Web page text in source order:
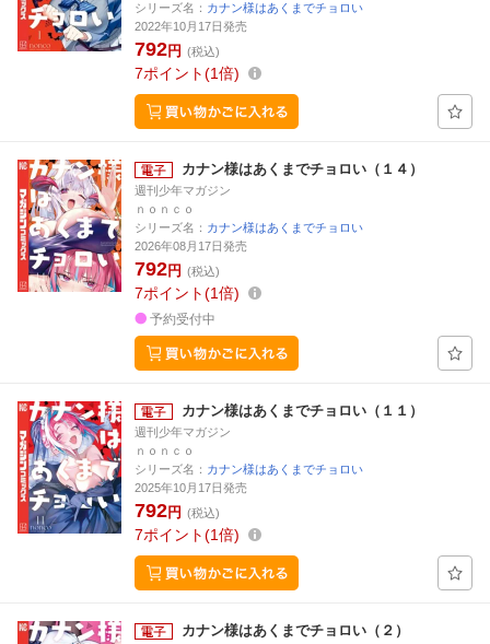
シリーズ名： カナン様はあくまでチョロい
2022年10月17日発売
792円 (税込)
7ポイント 1倍
カナン様はあくまでチョロい（１４）
週刊少年マガジン
ｎｏｎｃｏ
シリーズ名： カナン様はあくまでチョロい
2026年08月17日発売
792円 (税込)
7ポイント 1倍
予約受付中
カナン様はあくまでチョロい（１１）
週刊少年マガジン
ｎｏｎｃｏ
シリーズ名： カナン様はあくまでチョロい
2025年10月17日発売
792円 (税込)
7ポイント 1倍
カナン様はあくまでチョロい（２）